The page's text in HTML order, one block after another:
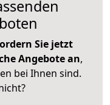
Sie jetzt
Angebote an,
bei Ihnen sind.